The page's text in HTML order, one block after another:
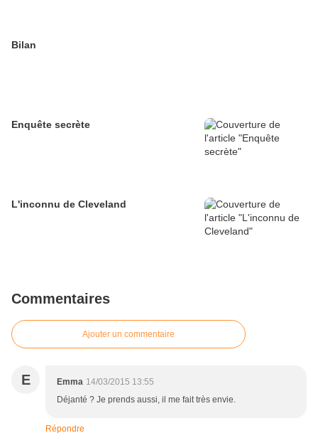
Bilan
Enquête secrète
L'inconnu de Cleveland
Commentaires
Ajouter un commentaire
E Emma 14/03/2015 13:55
Déjanté ? Je prends aussi, il me fait très envie.
Répondre